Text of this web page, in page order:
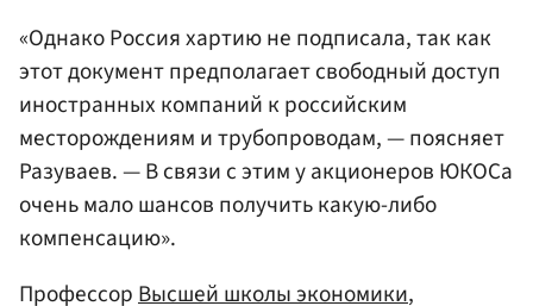
«Однако Россия хартию не подписала, так как
этот документ предполагает свободный доступ
иностранных компаний к российским
месторождениям и трубопроводам, — поясняет
Разуваев. — В связи с этим у акционеров ЮКОСа
очень мало шансов получить какую-либо
компенсацию».
ПрофессорВысшей школы экономики,